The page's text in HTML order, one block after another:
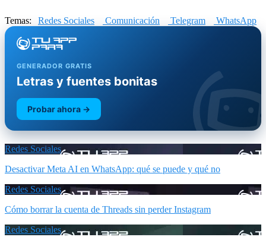
Temas: Redes Sociales Comunicación Telegram WhatsApp
GENERADOR GRATIS
Letras y fuentes bonitas
Probar ahora →
Redes Sociales
Desactivar Meta AI en WhatsApp: qué se puede y qué no
Redes Sociales
Cómo borrar la cuenta de Threads sin perder Instagram
Redes Sociales